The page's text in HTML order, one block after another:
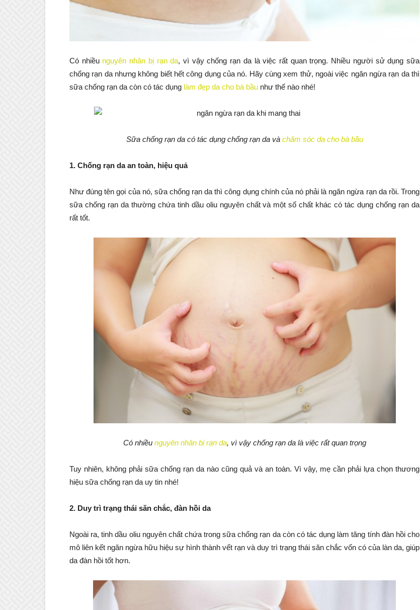
Có nhiều nguyên nhân bị rạn da, vì vậy chống rạn da là việc rất quan trọng. Nhiều người sử dụng sữa
chống rạn da nhưng không biết hết công dụng của nó. Hãy cùng xem thử, ngoài việc ngăn ngừa rạn da thì
sữa chống rạn da còn có tác dụng làm đẹp da cho bà bầu như thế nào nhé!
Sữa chống rạn da có tác dụng chống rạn da và chăm sóc da cho bà bầu
1. Chống rạn da an toàn, hiệu quả
Như đúng tên gọi của nó, sữa chống rạn da thì công dụng chính của nó phải là ngăn ngừa rạn da rồi. Trong
sữa chống rạn da thường chứa tinh dầu oliu nguyên chất và một số chất khác có tác dụng chống rạn da
rất tốt.
Có nhiều nguyên nhân bị rạn da, vì vậy chống rạn da là việc rất quan trọng
Tuy nhiên, không phải sữa chống rạn da nào cũng quả và an toàn. Vì vậy, mẹ cần phải lựa chọn thương
hiệu sữa chống rạn da uy tin nhé!
2. Duy trì trạng thái săn chắc, đàn hồi da
Ngoài ra, tinh dầu oliu nguyên chất chứa trong sữa chống rạn da còn có tác dụng làm tăng tính đàn hồi cho
mô liên kết ngăn ngừa hữu hiệu sự hình thành vết rạn và duy trì trạng thái săn chắc vốn có của làn da, giúp
da đàn hồi tốt hơn.